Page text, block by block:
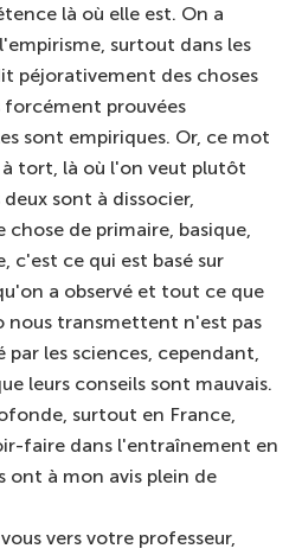
là où elle est. On a
surtout dans les
péjorativement des choses
forcément prouvées
sont empiriques. Or, ce mot
tort, là où l'on veut plutôt
sont à dissocier,
de primaire, basique,
c'est ce qui est basé sur
a observé et tout ce que
nous transmettent n'est pas
les sciences, cependant,
leurs conseils sont mauvais.
surtout en France,
faire dans l'entraînement en
ont à mon avis plein de
vers votre professeur,